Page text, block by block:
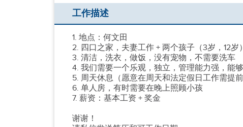
工作描述
1. 地点：何文田
2. 四口之家，夫妻工作 + 两个孩子（3岁，12岁）
3. 清洁，洗衣，做饭，没有宠物，不需要洗车
4. 我们需要一个乐观，独立，管理能力强，能
5. 周天休息（愿意在周天和法定假日工作需提前
6. 单人房，有时需要在晚上照顾小孩
7. 薪资：基本工资 + 奖金
谢谢！